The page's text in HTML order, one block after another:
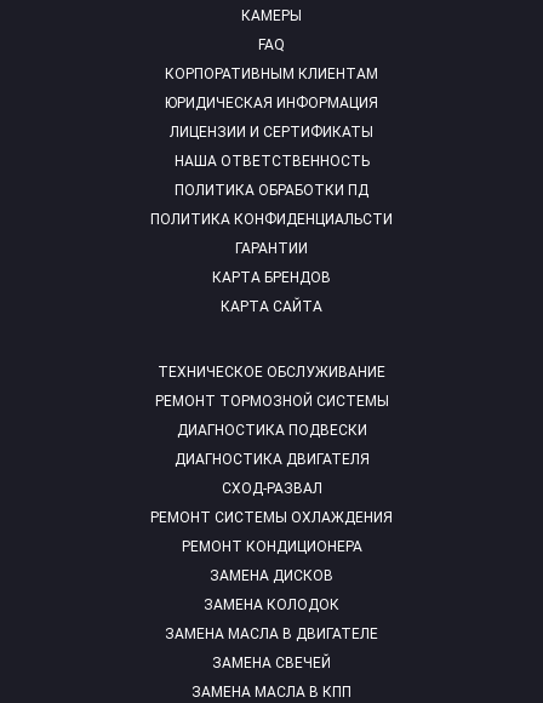
КАМЕРЫ
FAQ
ТЕХНИЧЕСКОЕ ОБСЛУЖИВАНИЕ
РЕМОНТ ТОРМОЗНОЙ СИСТЕМЫ
ДИАГНОСТИКА ПОДВЕСКИ
ДИАГНОСТИКА ДВИГАТЕЛЯ
СХОД-РАЗВАЛ
РЕМОНТ СИСТЕМЫ ОХЛАЖДЕНИЯ
РЕМОНТ КОНДИЦИОНЕРА
ЗАМЕНА ДИСКОВ
ЗАМЕНА КОЛОДОК
ЗАМЕНА МАСЛА В ДВИГАТЕЛЕ
ЗАМЕНА СВЕЧЕЙ
ЗАМЕНА МАСЛА В КПП
КОРПОРАТИВНЫМ КЛИЕНТАМ
ЮРИДИЧЕСКАЯ ИНФОРМАЦИЯ
ЛИЦЕНЗИИ И СЕРТИФИКАТЫ
НАША ОТВЕТСТВЕННОСТЬ
ПОЛИТИКА ОБРАБОТКИ ПД
ПОЛИТИКА КОНФИДЕНЦИАЛЬСТИ
ГАРАНТИИ
КАРТА БРЕНДОВ
КАРТА САЙТА